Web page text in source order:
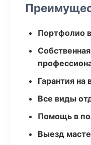
Портфолио
Гарантия на
Все виды
Помощь в
Выезд